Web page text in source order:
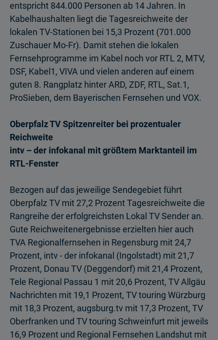
entspricht 844.000 Personen ab 14 Jahren. In
Kabelhaushalten liegt die Tagesreichweite der
lokalen TV-Stationen bei 15,3 Prozent (701.000
Zuschauer Mo-Fr). Damit stehen die lokalen
Fernsehprogramme im Kabel noch vor RTL 2, MTV,
DSF, Kabel1, VIVA und vielen anderen auf einem
guten 8. Rangplatz hinter ARD, ZDF, RTL, Sat.1,
ProSieben, dem Bayerischen Fernsehen und VOX.
Oberpfalz TV Spitzenreiter bei prozentualer
Reichweite
intv – der infokanal mit größtem Marktanteil im
RTL-Fenster
Bezogen auf das jeweilige Sendegebiet führt
Oberpfalz TV mit 27,2 Prozent Tages­reichweite die
Rangreihe der erfolgreichsten Lokal TV Sender an.
Gute Reich­weitenergebnisse erzielten hier auch
TVA Regionalfernsehen in Regensburg mit 24,7
Prozent, intv - der infokanal (Ingolstadt) mit 21,7
Prozent, Donau TV (Deggen­dorf) mit 21,4 Prozent,
Tele Regional Passau 1 mit 20,6 Prozent, TV Allgäu
Nachrichten mit 19,1 Prozent, TV touring Würzburg
mit 18,3 Prozent, augsburg.tv mit 17,3 Prozent, TV
Oberfranken und TV touring Schweinfurt mit jeweils
16,9 Pro­zent und Regional Fernsehen Landshut mit